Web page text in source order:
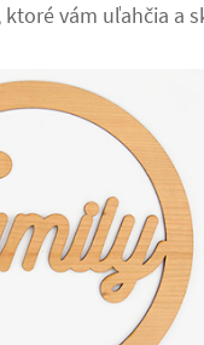
ktoré vám uľahčia a